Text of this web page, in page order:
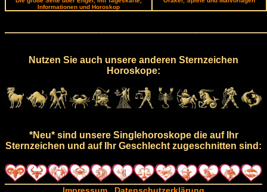
Informationen und Horoskop
Nutzen Sie auch unsere anderen Sternzeichen
Horoskope:
*Neu* sind unsere Singlehoroskope die auf Ihr
Sternzeichen und auf Ihr Geschlecht zugeschnitten sind: